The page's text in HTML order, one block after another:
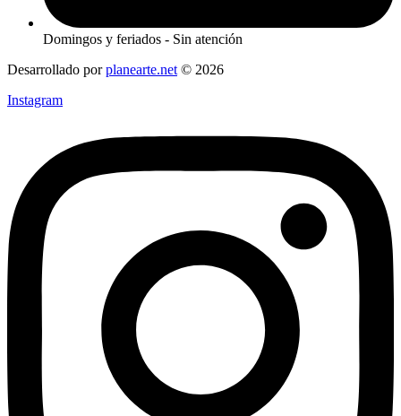
Domingos y feriados - Sin atención
Desarrollado porplanearte.net © 2026
Instagram